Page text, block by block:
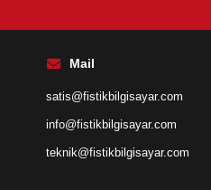
Mail
satis@fistikbilgisayar.com
info@fistikbilgisayar.com
teknik@fistikbilgisayar.com